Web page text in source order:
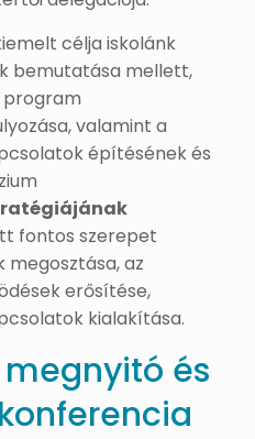
célja iskolánk
bemutatása mellett,
program
valamint a
építésének és
fontos szerepet
az
erősítése,
kialakítása.
és